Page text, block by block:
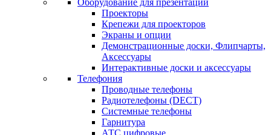
Оборудование для презентаций
Проекторы
Крепежи для проекторов
Экраны и опции
Демонстрационные доски, Флипчарты,
Аксессуары
Интерактивные доски и аксессуары
Телефония
Проводные телефоны
Радиотелефоны (DECT)
Системные телефоны
Гарнитура
АТС цифровые